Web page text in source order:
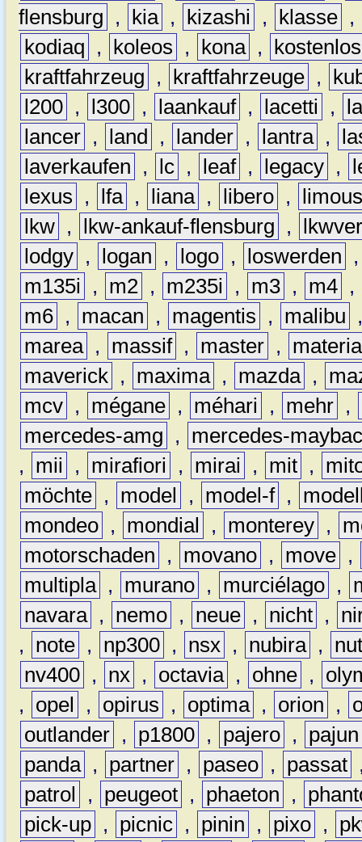
flensburg
, kia , kizashi , klasse ,
kodiaq
, koleos , kona ,
kostenlos
kraftfahrzeug
, kraftfahrzeuge ,
l200 , l300 , laankauf , lacetti ,
lancer , land , lander , lantra ,
laverkaufen
, lc , leaf , legacy ,
lexus
, lfa , liana , libero ,
lkw , lkw-ankauf-flensburg ,
lodgy , logan , logo , loswerden
m135i
, m2 , m235i , m3 , m4 ,
m6 , macan , magentis , malibu
marea , massif , master ,
materia
maverick , maxima , mazda ,
mcv , mégane , méhari , mehr ,
mercedes-amg
,
mercedes-
,
mii , mirafiori , mirai , mit ,
möchte , model , model-f ,
mondeo , mondial , monterey ,
motorschaden
, movano , move ,
multipla , murano , murciélago ,
navara , nemo , neue , nicht ,
,
note , np300 , nsx , nubira ,
nv400 , nx , octavia , ohne ,
,
opel , opirus , optima , orion ,
outlander , p1800 , pajero ,
pajun
panda , partner , paseo , passat
patrol
, peugeot , phaeton ,
pick-up , picnic , pinin , pixo ,